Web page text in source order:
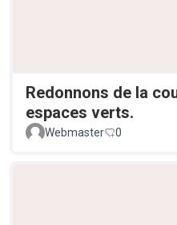
Redonnons de la
espaces verts.
Webmaster 0